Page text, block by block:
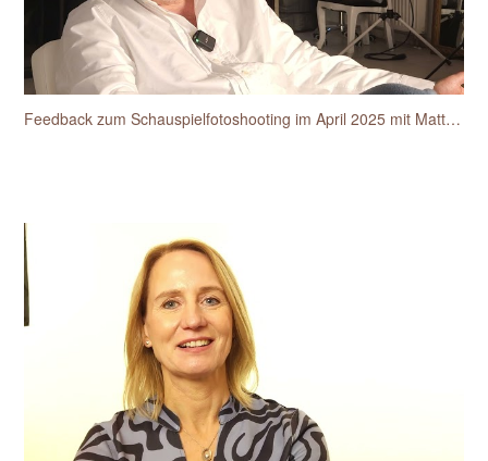
Feedback zum Schauspielfotoshooting im April 2025 mit Matthias van den Berg